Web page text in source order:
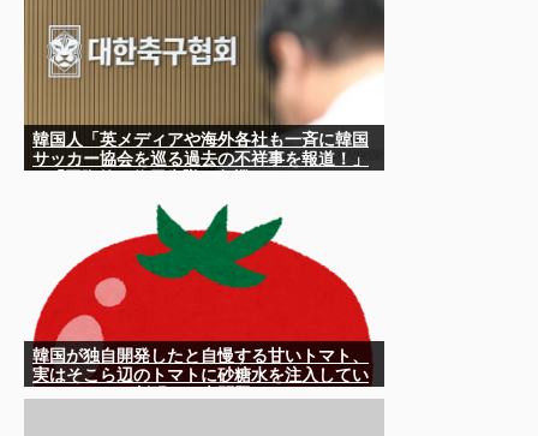
韓国人「英メディアや海外各社も一斉に韓国
サッカー協会を巡る過去の不祥事を報道！」
韓国が独自開発したと自慢する甘いトマト、
実はそこら辺のトマトに砂糖水を注入してい